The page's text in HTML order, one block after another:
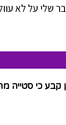
שלי על לא
קבע כי סטייה